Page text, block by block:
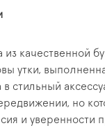
из
утки,
стильный
но
и